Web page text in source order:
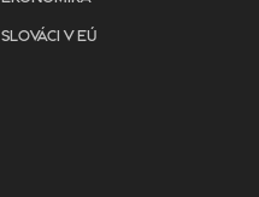
SLOVÁCI V EÚ